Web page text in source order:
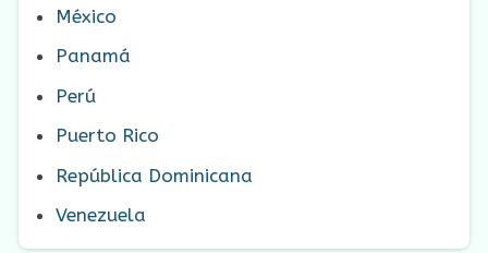
México
Panamá
Perú
Puerto Rico
República Dominicana
Venezuela